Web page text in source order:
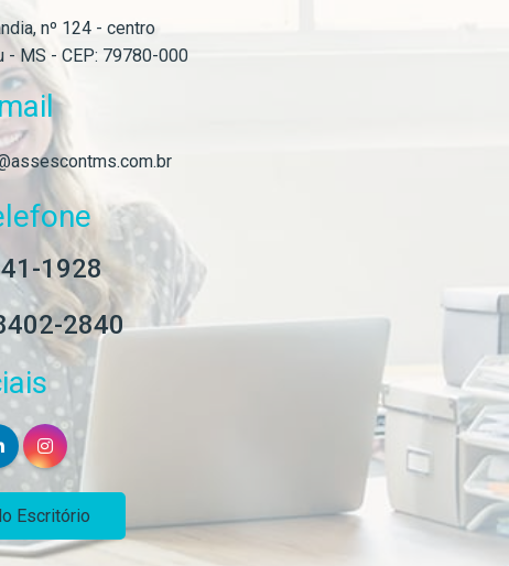
nº 124 - centro
- MS - CEP: 79780-000
1928
2840
Escritório